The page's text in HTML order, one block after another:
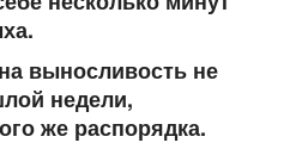
выносливость не
недели,
же распорядка.